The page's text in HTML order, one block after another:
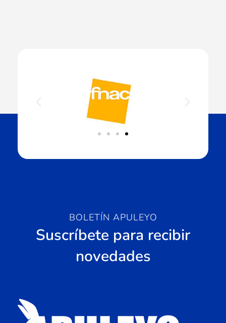
BOLETÍN APULEYO
Suscríbete para recibir
novedades